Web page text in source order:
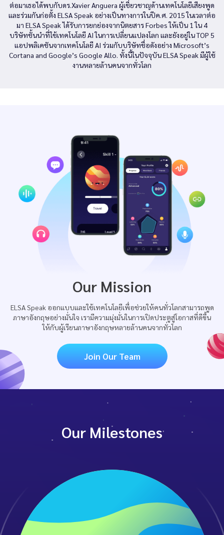
ต่อมาเธอได้พบกับดร.Xavier Anguera ผู้เชี่ยวชาญด้านเทคโนโลยีเสียงพูด
และร่วมกันก่อตั้ง ELSA Speak อย่างเป็นทางการในปีค.ศ. 2015 ในเวลาต่อ
มา ELSA Speak ได้รับการยกย่องจากนิตยสาร Forbes ให้เป็น 1 ใน 4
บริษัทชั้นนำที่ใช้เทคโนโลยี AI ในการเปลี่ยนแปลงโลก และยังอยู่ใน TOP 5
แอปพลิเคชันจากเทคโนโลยี AI ร่วมกับบริษัทชื่อดังอย่าง Microsoft’s
Cortana and Google’s Google Allo. ทั้งนี้ในปัจจุบัน ELSA Speak มีผู้ใช้
งานหลายล้านคนจากทั่วโลก
Our Mission
ELSA Speak ออกแบบและใช้เทคโนโลยีเพื่อช่วยให้คนทั่วโลกสามารถพูด
ภาษาอังกฤษอย่างมั่นใจ เรามีความมุ่งมั่นในการเปิดประตูสู่โอกาสที่ดีขึ้น
ให้กับผู้เรียนภาษาอังกฤษหลายล้านคนจากทั่วโลก
Join Our Team
Our Milestones